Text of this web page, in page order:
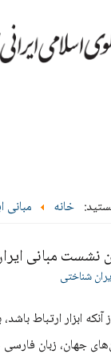
خانه مبانی
مبانی
شناختی
آنکه ابزار ارتباط
جهان، زبان